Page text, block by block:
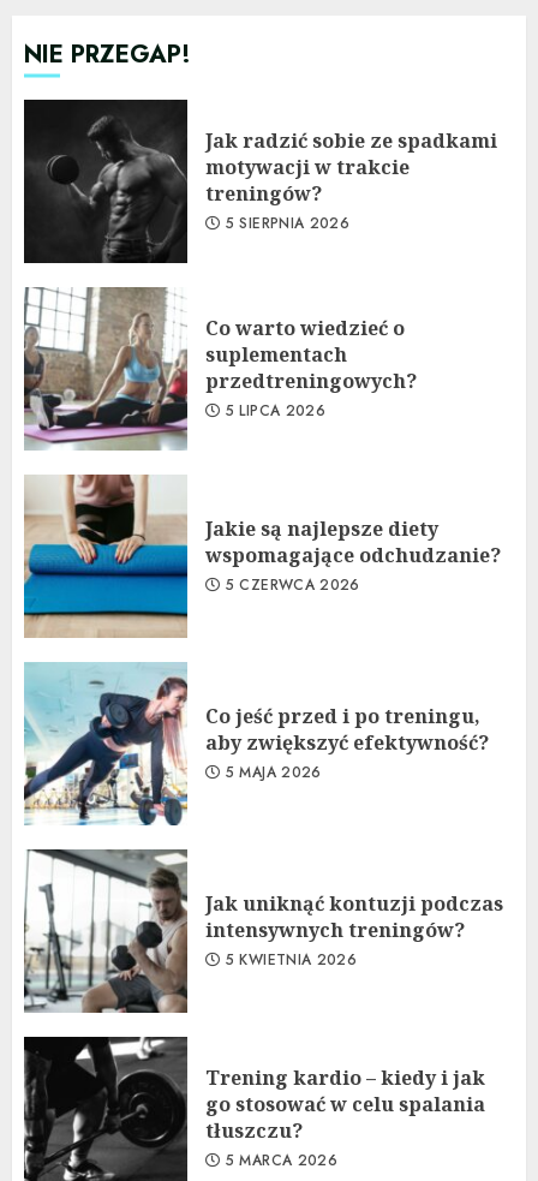
NIE PRZEGAP!
Jak radzić sobie ze spadkami
motywacji w trakcie
treningów?
5 SIERPNIA 2026
Co warto wiedzieć o
suplementach
przedtreningowych?
5 LIPCA 2026
Jakie są najlepsze diety
wspomagające odchudzanie?
5 CZERWCA 2026
Co jeść przed i po treningu,
aby zwiększyć efektywność?
5 MAJA 2026
Jak uniknąć kontuzji podczas
intensywnych treningów?
5 KWIETNIA 2026
Trening kardio – kiedy i jak
go stosować w celu spalania
tłuszczu?
5 MARCA 2026